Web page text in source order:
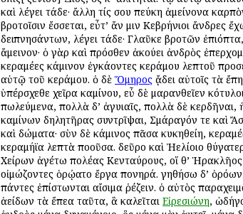
καὶ λέγει τάδε· ἄλλη τίς σου πεύκη ἀμείνονα
βροτοῖσιν ἔσσεται, εὖτ’ ἄν μιν Κεβρήνιοι
δειπνησάντων, λέγει τάδε· Γλαῦκε βροτῶν
ἄμεινον· ὁ γὰρ καὶ πρόσθεν ἀκούει ἀνδρὸς
κεραμέες κάμινον ἐγκάοντες κεράμου λεπτοῦ
αὐτῷ τοῦ κεράμου. ὁ δὲ Ὅμηρος ᾄδει αὐτοῖς τὰ
ὑπέρσχεθε χεῖρα καμίνου, εὖ δὲ μαρανθεῖεν
πωλεύμενα, πολλὰ δ’ ἀγυιαῖς, πολλὰ δὲ κερδῆναι,
καμίνων δηλητῆρας συντρῖψαι, Σμάραγόν τε καὶ
καὶ δώματα· σὺν δὲ κάμινος πᾶσα κυκηθείη,
κεραμήϊα λεπτὰ ποοῦσα. δεῦρο καὶ Ἠελίοιο
Χείρων ἀγέτω πολέας Κενταύρους, οἵ θ’ Ἡρακλῆος
οἰμώζοντες ὁρῴατο ἔργα πονηρά. γηθήσω δ’
πάντες ἐπίστωνται αἴσιμα ῥέζειν. ὁ αὐτὸς
ἀείδων τὰ ἔπεα ταῦτα, ἃ καλεῖται Εἰρεσιώνη,